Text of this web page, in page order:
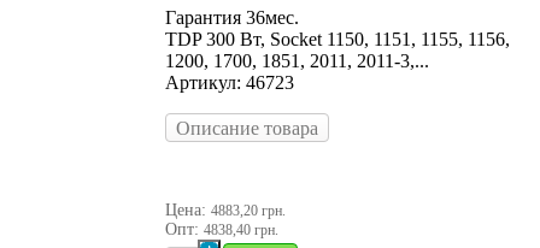
Гарантия 36мес.
TDP 300 Вт, Socket 1150, 1151, 1155, 1156,
1200, 1700, 1851, 2011, 2011-3,...
Артикул: 46723
Описание товара
Цена: 4883,20 грн.
Опт: 4838,40 грн.